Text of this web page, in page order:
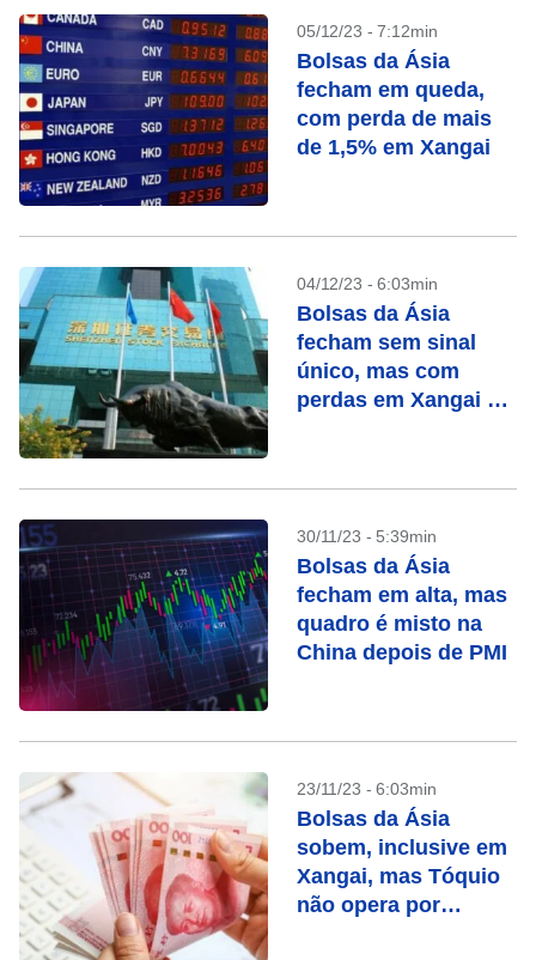
05/12/23 - 7:12min
Bolsas da Ásia
fecham em queda,
com perda de mais
de 1,5% em Xangai
04/12/23 - 6:03min
Bolsas da Ásia
fecham sem sinal
único, mas com
perdas em Xangai e
30/11/23 - 5:39min
Bolsas da Ásia
fecham em alta, mas
quadro é misto na
China depois de PMI
23/11/23 - 6:03min
Bolsas da Ásia
sobem, inclusive em
Xangai, mas Tóquio
não opera por